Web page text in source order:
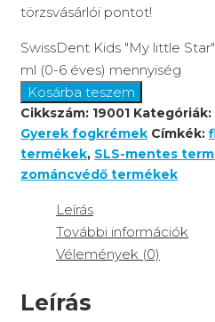
törzsvásárlói pontot!
SwissDent Kids "My little
ml (0-6 éves) mennyiség
Kosárba teszem
Cikkszám: 19001 Kategóriák:
Gyerek fogkrémek Címkék:
termékek, SLS-mentes
zománcvédő termékek
Leírás
További információk
Vélemények (0)
Leírás